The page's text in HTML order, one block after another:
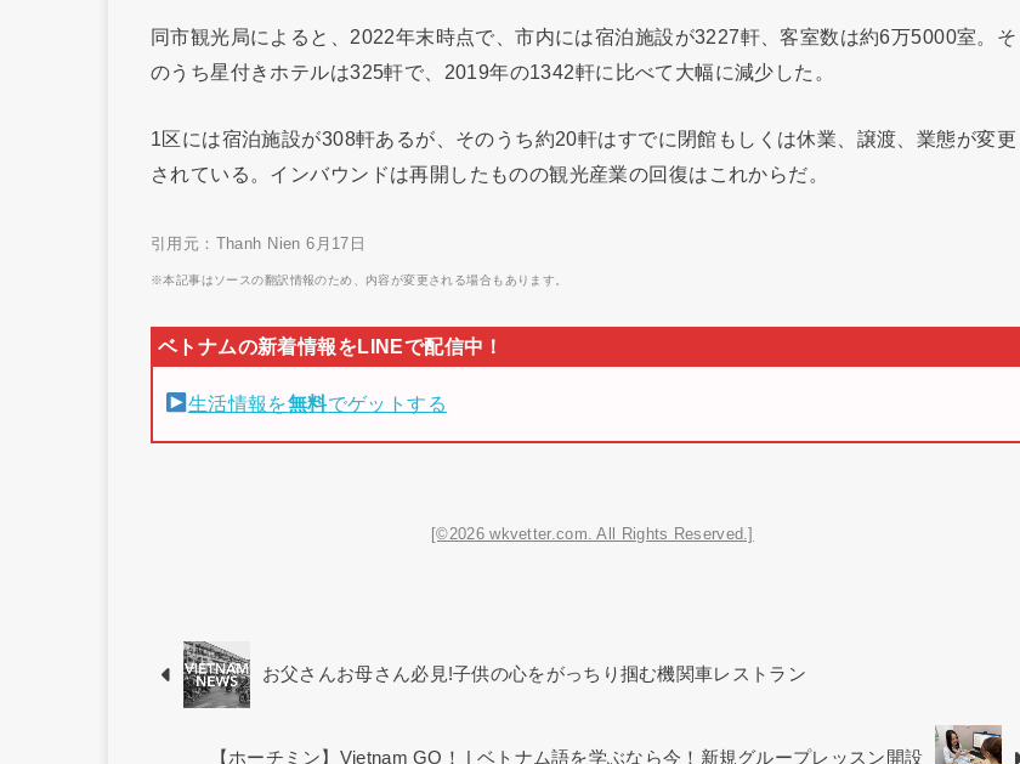
同市観光局によると、2022年末時点で、市内には宿泊施設が3227軒、客室数は約6万5000室。そ
のうち星付きホテルは325軒で、2019年の1342軒に比べて大幅に減少した。
1区には宿泊施設が308軒あるが、そのうち約20軒はすでに閉館もしくは休業、譲渡、業態が変更
されている。インバウンドは再開したものの観光産業の回復はこれからだ。
引用元：Thanh Nien 6月17日
※本記事はソースの翻訳情報のため、内容が変更される場合もあります。
生活情報を無料でゲットする
[©2026 wkvetter.com. All Rights Reserved.]
お父さんお母さん必見!子供の心をがっちり掴む機関車レストラン
【ホーチミン】Vietnam GO！ | ベトナム語を学ぶなら今！新規グループレッスン開設